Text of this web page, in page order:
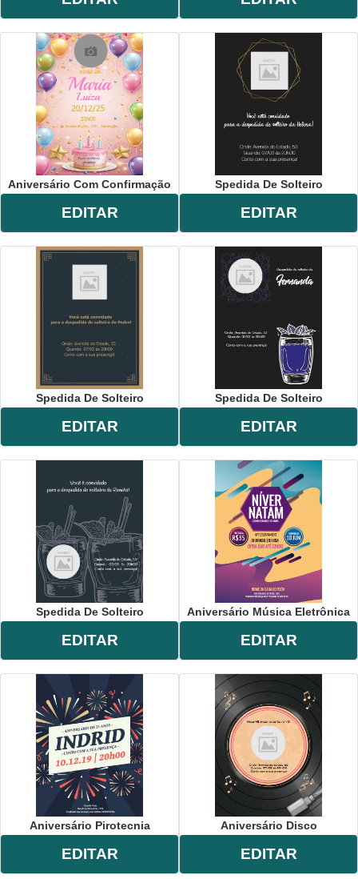
Aniversário Com Confirmação
EDITAR
Spedida De Solteiro
EDITAR
Spedida De Solteiro
EDITAR
Spedida De Solteiro
EDITAR
Spedida De Solteiro
EDITAR
Aniversário Música Eletrônica
EDITAR
Aniversário Pirotecnia
EDITAR
Aniversário Disco
EDITAR